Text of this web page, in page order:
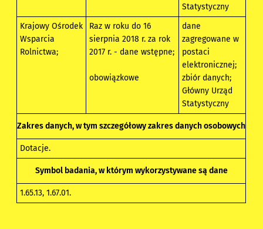
Statystyczny
Krajowy Ośrodek
Wsparcia
Rolnictwa;
Raz w roku do 16
sierpnia 2018 r. za rok
2017 r. - dane wstępne;
obowiązkowe
dane
zagregowane w
postaci
elektronicznej;
zbiór danych;
Główny Urząd
Statystyczny
Zakres danych, w tym szczegółowy zakres danych osobowych
Dotacje.
Symbol badania, w którym wykorzystywane są dane
1.65.13,1.67.01.